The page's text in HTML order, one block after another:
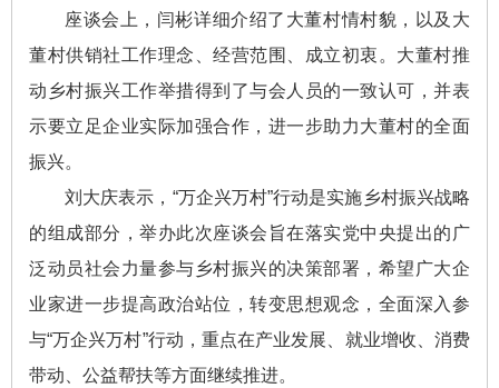
座谈会上，闫彬详细介绍了大董村情村貌，以及大
董村供销社工作理念、经营范围、成立初衷。大董村推
动乡村振兴工作举措得到了与会人员的一致认可，并表
示要立足企业实际加强合作，进一步助力大董村的全面
振兴。
刘大庆表示，“万企兴万村”行动是实施乡村振兴战略
的组成部分，举办此次座谈会旨在落实党中央提出的广
泛动员社会力量参与乡村振兴的决策部署，希望广大企
业家进一步提高政治站位，转变思想观念，全面深入参
与“万企兴万村”行动，重点在产业发展、就业增收、消费
带动、公益帮扶等方面继续推进。